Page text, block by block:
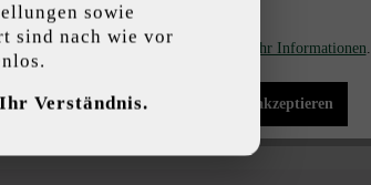
Funktionalität bieten zu können... Mehr Informationen.
akzeptieren Alle Cookies akzeptieren
sowie
sind nach wie vor
Verständnis.